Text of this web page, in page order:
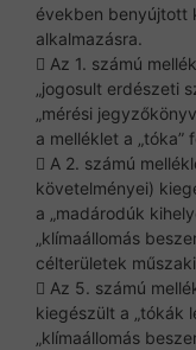
években benyújtott
alkalmazásra.
 Az 1. számú
„jogosult erdészeti
„mérési
a melléklet a „tóka”
 A 2. számú
követelményei)
a „madárodúk
„klímaállomás
célterületek
 Az 5. számú
kiegészült a „tókák
„klímaállomás